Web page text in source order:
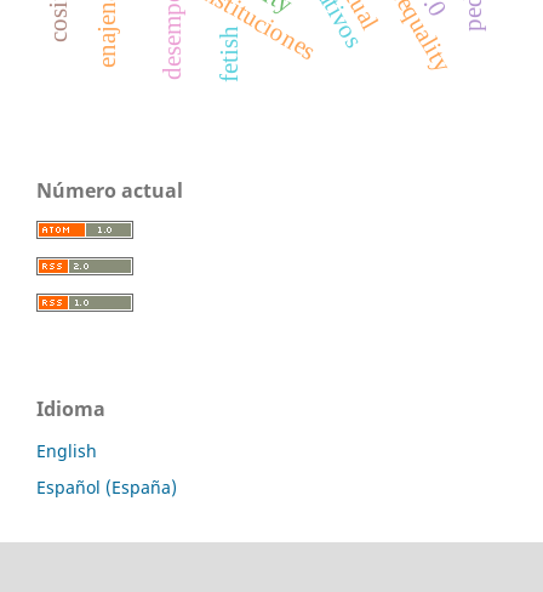
instituciones
fetish
Número actual
Idioma
English
Español (España)